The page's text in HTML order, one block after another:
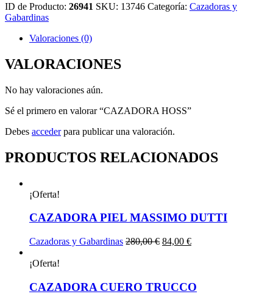
66,50 €.19,50 €.
ID de Producto: 26941 SKU: 13746 Categoría: Cazadoras y
Gabardinas
Valoraciones (0)
VALORACIONES
No hay valoraciones aún.
Sé el primero en valorar “CAZADORA HOSS”
Debes accederpara publicar una valoración.
PRODUCTOS RELACIONADOS
¡Oferta!
CAZADORA PIEL MASSIMO DUTTI
Cazadoras y Gabardinas 280,00€ El
280,00 €.
84,00 €El
84,00 €.
¡Oferta!
CAZADORA CUERO TRUCCO